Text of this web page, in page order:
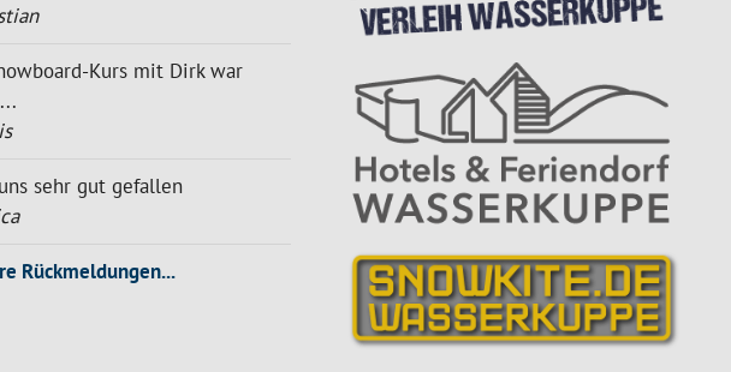
Kurs mit Dirk war
sehr gut gefallen
Rückmeldungen...